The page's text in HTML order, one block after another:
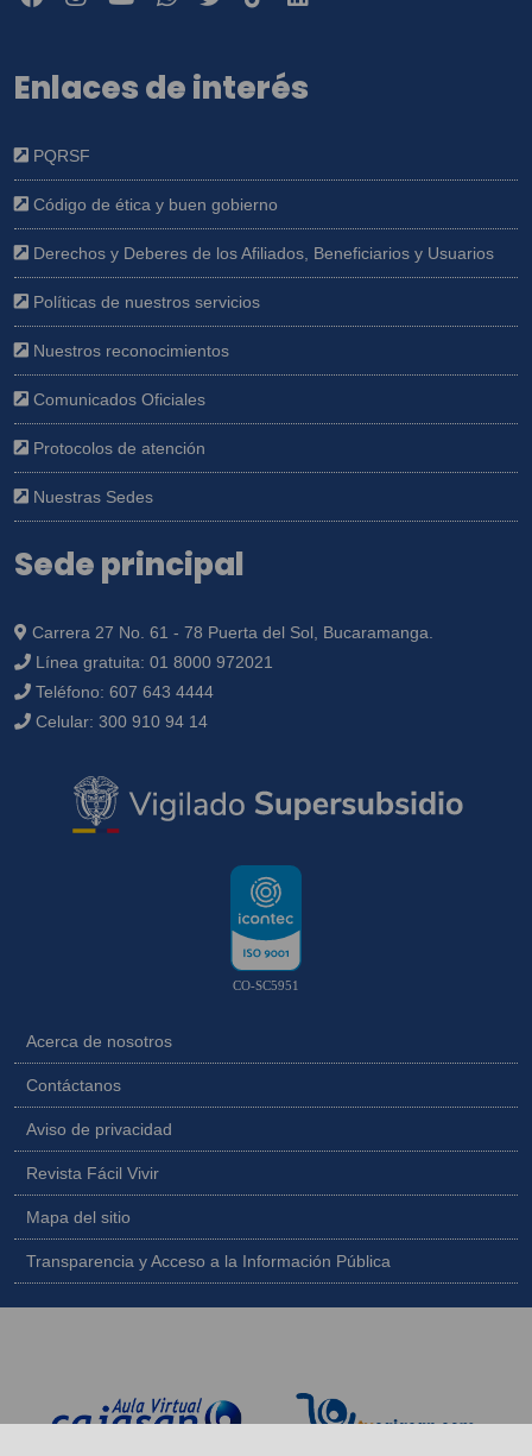
Enlaces de interés
PQRSF
Código de ética y buen gobierno
Derechos y Deberes de los Afiliados, Beneficiarios y Usuarios
Políticas de nuestros servicios
Nuestros reconocimientos
Comunicados Oficiales
Protocolos de atención
Nuestras Sedes
Sede principal
Carrera 27 No. 61 - 78 Puerta del Sol, Bucaramanga.
Línea gratuita: 01 8000 972021
Teléfono: 607 643 4444
Celular: 300 910 94 14
CO-SC5951
Acerca de nosotros
Contáctanos
Aviso de privacidad
Revista Fácil Vivir
Mapa del sitio
Transparencia y Acceso a la Información Pública